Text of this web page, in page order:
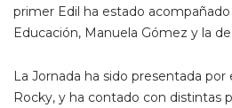
primer Edil ha estado
Educación, Manuela Gómez y la
La Jornada ha sido presentada
Rocky, y ha contado con distintas